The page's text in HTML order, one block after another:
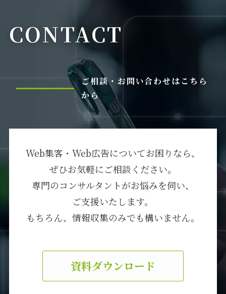
CONTACT
ご相談・お問い合わせはこちら
から
Web集客・Web広告についてお困りなら、
ぜひお気軽にご相談ください。
専門のコンサルタントがお悩みを伺い、
ご支援いたします。
もちろん、情報収集のみでも構いません。
資料ダウンロード